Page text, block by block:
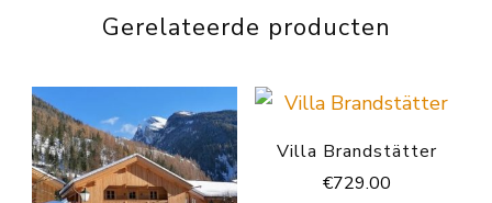
Gerelateerde producten
Villa Brandstätter
€729.00